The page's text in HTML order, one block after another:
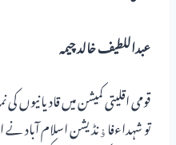
عبداللطیف خالد چیمہ
قومی اقلیتی کمیشن میں
تو شہداءفاﺅنڈیشن اسلام آباد